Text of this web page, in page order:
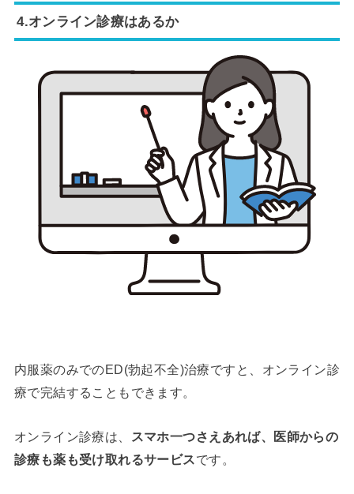
4.オンライン診療はあるか
内服薬のみでのED(勃起不全)治療ですと、オンライン診
療で完結することもできます。
オンライン診療は、
スマホ一つさえあれば、医師からの
診療も薬も受け取れるサービスです。